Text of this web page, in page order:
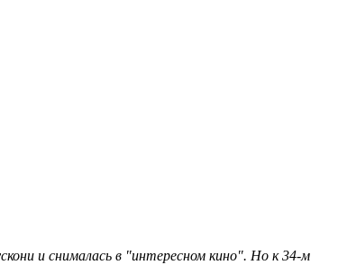
и снималась в "интересном кино". Но к 34-м